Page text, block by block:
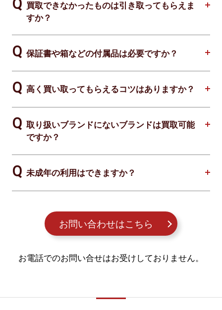
買取できなかったものは引き取ってもらえま
すか？
保証書や箱などの付属品は必要ですか？
高く買い取ってもらえるコツはありますか？
取り扱いブランドにないブランドは買取可能
ですか？
未成年の利用はできますか？
お問い合わせはこちら
お電話でのお問い合せはお受けしておりません。